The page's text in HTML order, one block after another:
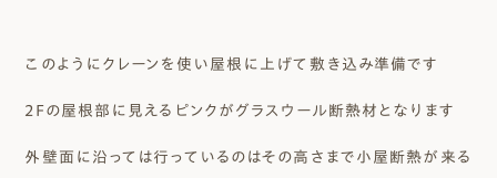
このようにクレーンを使い屋根に上げて敷き込み準備です
2Ｆの屋根部に見えるピンクがグラスウール断熱材となります
外壁面に沿っては行っているのはその高さまで小屋断熱が来る